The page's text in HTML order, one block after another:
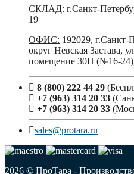
СКЛАД: г.Санкт-
19
ОФИС: 192029, г.Санкт-
округ Невская Застава,
помещение 30Н (№16-
8 (800) 222 44 29
+7 (963) 314 20 33
+7 (963) 314 20 33
sales@protara.ru
2026 © ПроТара -